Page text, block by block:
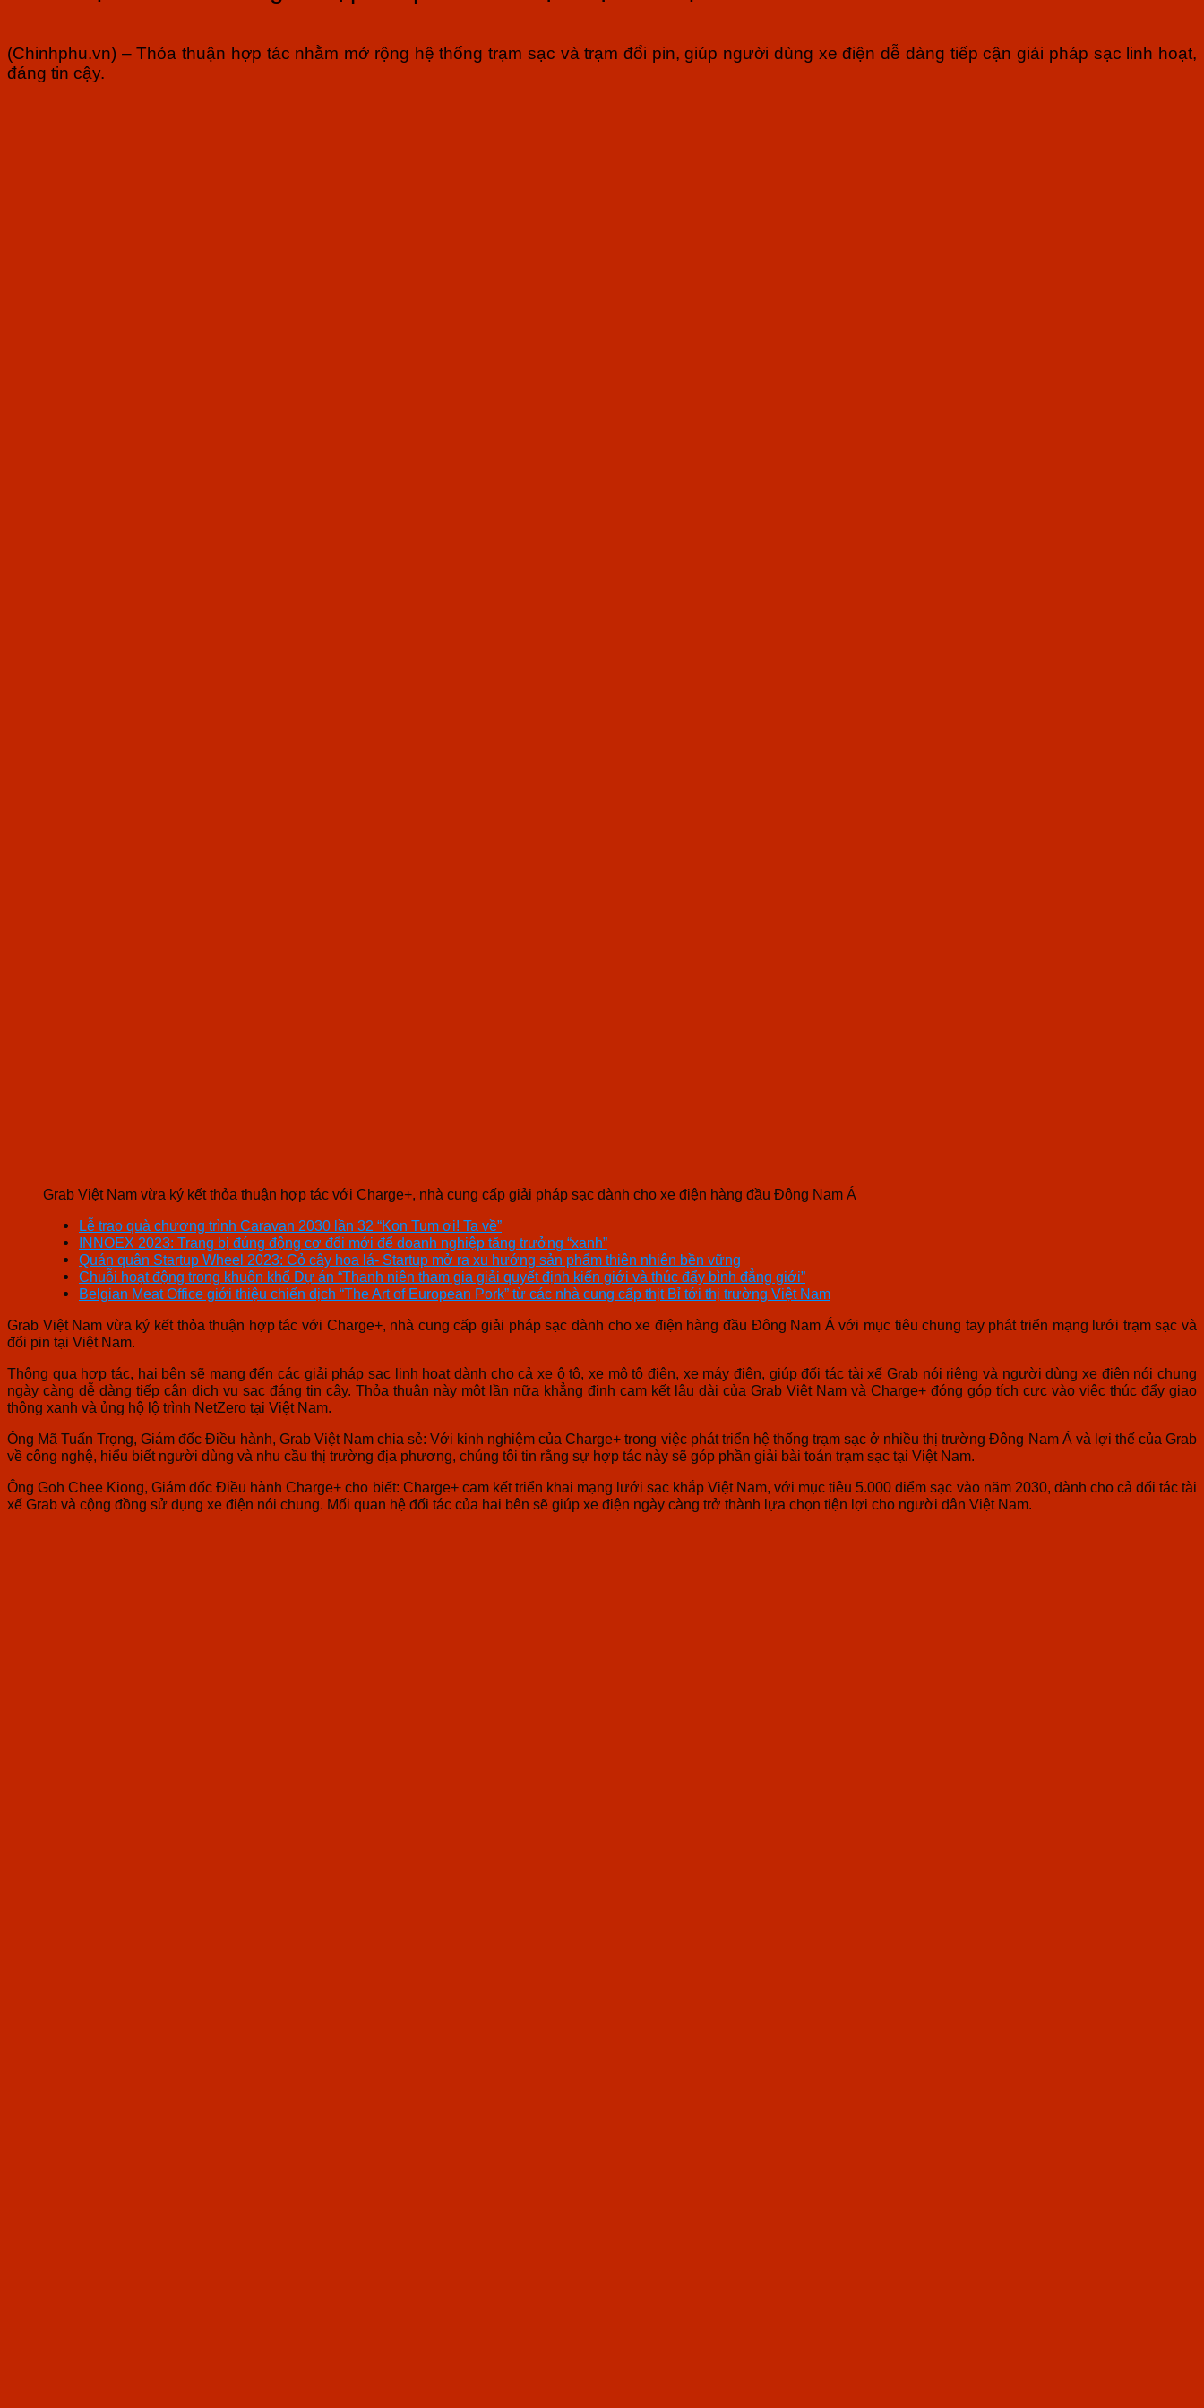
(Chinhphu.vn) – Thỏa thuận hợp tác nhằm mở rộng hệ thống trạm sạc và trạm đổi pin, giúp người dùng xe điện dễ dàng tiếp cận giải pháp sạc linh hoạt,
đáng tin cậy.
Grab Việt Nam vừa ký kết thỏa thuận hợp tác với Charge+, nhà cung cấp giải pháp sạc dành cho xe điện hàng đầu Đông Nam Á
Lễ trao quà chương trình Caravan 2030 lần 32 “Kon Tum ơi! Ta về”
INNOEX 2023: Trang bị đúng động cơ đổi mới để doanh nghiệp tăng trưởng “xanh”
Quán quân Startup Wheel 2023: Cỏ cây hoa lá- Startup mở ra xu hướng sản phẩm thiên nhiên bền vững
Chuỗi hoạt động trong khuôn khổ Dự án “Thanh niên tham gia giải quyết định kiến giới và thúc đẩy bình đẳng giới”
Belgian Meat Office giới thiệu chiến dịch “The Art of European Pork” từ các nhà cung cấp thịt Bỉ tới thị trường Việt Nam
Grab Việt Nam vừa ký kết thỏa thuận hợp tác với Charge+, nhà cung cấp giải pháp sạc dành cho xe điện hàng đầu Đông Nam Á với mục tiêu chung tay phát triển mạng lưới trạm sạc và
đổi pin tại Việt Nam.
Thông qua hợp tác, hai bên sẽ mang đến các giải pháp sạc linh hoạt dành cho cả xe ô tô, xe mô tô điện, xe máy điện, giúp đối tác tài xế Grab nói riêng và người dùng xe điện nói chung
ngày càng dễ dàng tiếp cận dịch vụ sạc đáng tin cậy. Thỏa thuận này một lần nữa khẳng định cam kết lâu dài của Grab Việt Nam và Charge+ đóng góp tích cực vào việc thúc đẩy giao
thông xanh và ủng hộ lộ trình NetZero tại Việt Nam.
Ông Mã Tuấn Trọng, Giám đốc Điều hành, Grab Việt Nam chia sẻ: Với kinh nghiệm của Charge+ trong việc phát triển hệ thống trạm sạc ở nhiều thị trường Đông Nam Á và lợi thế của Grab
về công nghệ, hiểu biết người dùng và nhu cầu thị trường địa phương, chúng tôi tin rằng sự hợp tác này sẽ góp phần giải bài toán trạm sạc tại Việt Nam.
Ông Goh Chee Kiong, Giám đốc Điều hành Charge+ cho biết: Charge+ cam kết triển khai mạng lưới sạc khắp Việt Nam, với mục tiêu 5.000 điểm sạc vào năm 2030, dành cho cả đối tác tài
xế Grab và cộng đồng sử dụng xe điện nói chung. Mối quan hệ đối tác của hai bên sẽ giúp xe điện ngày càng trở thành lựa chọn tiện lợi cho người dân Việt Nam.